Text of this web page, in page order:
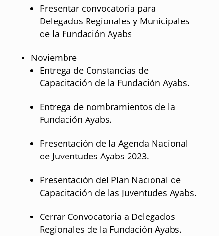
Presentar convocatoria para
Delegados Regionales y Municipales
de la Fundación Ayabs
Noviembre
Entrega de Constancias de
Capacitación de la Fundación Ayabs.
Entrega de nombramientos de la
Fundación Ayabs.
Presentación de la Agenda Nacional
de Juventudes Ayabs 2023.
Presentación del Plan Nacional de
Capacitación de las Juventudes Ayabs.
Cerrar Convocatoria a Delegados
Regionales de la Fundación Ayabs.